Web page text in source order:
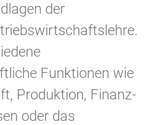
der
Funktionen wie
Produktion, Finanz-
oder das